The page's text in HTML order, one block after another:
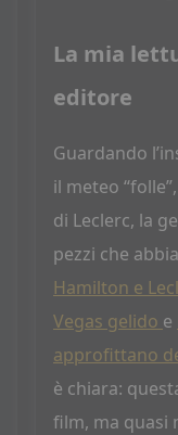
La mia
editore
Guardando
il meteo
di Leclerc, la
pezzi che
Hamilton e
Vegas gelido e
approfittano
è chiara:
film, ma quasi